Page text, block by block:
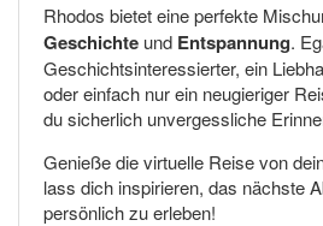
Rhodos bietet eine perfekte
Geschichte und Entspannung.
Geschichtsinteressierter, ein
oder einfach nur ein neugieriger
du sicherlich unvergessliche
Genieße die virtuelle Reise von
lass dich inspirieren, das nächste
persönlich zu erleben!